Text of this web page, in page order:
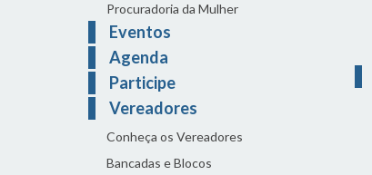
Procuradoria da Mulher
Eventos
Agenda
Participe
Vereadores
Conheça os Vereadores
Bancadas e Blocos